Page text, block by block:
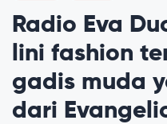
Radio Eva
lini fashion
gadis muda
dari